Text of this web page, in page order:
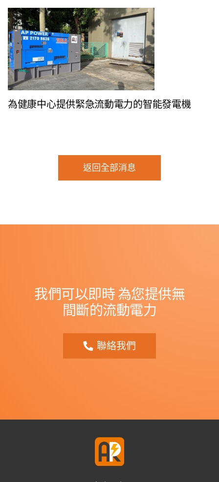
為健康中心提供緊急流動電力的智能發電機
返回全部消息
我們可以即時 為您提供無
間斷的流動電力
聯絡我們